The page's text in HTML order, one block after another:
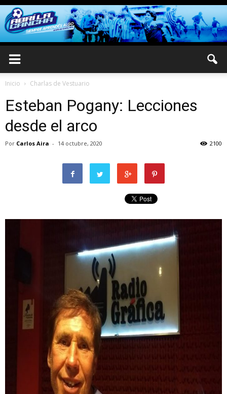
Inicio Charlas de Vestuario
Esteban Pogany: Lecciones
desde el arco
Por Carlos Aira - 14 octubre, 2020 2100